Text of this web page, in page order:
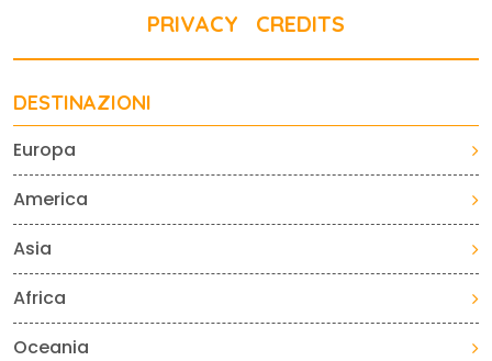
PRIVACY CREDITS
DESTINAZIONI
Europa
America
Asia
Africa
Oceania